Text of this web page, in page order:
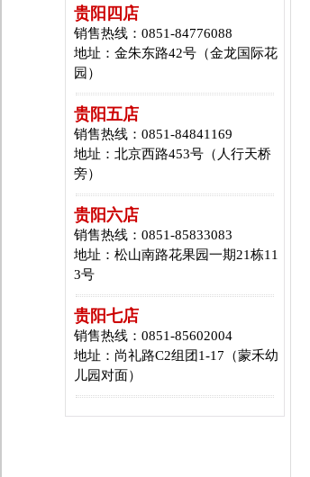
贵阳四店
销售热线：0851-84776088
地址：金朱东路42号（金龙国际花
园）
贵阳五店
销售热线：0851-84841169
地址：北京西路453号（人行天桥
旁）
贵阳六店
销售热线：0851-85833083
地址：松山南路花果园一期21栋11
3号
贵阳七店
销售热线：0851-85602004
地址：尚礼路C2组团1-17（蒙禾幼
儿园对面）